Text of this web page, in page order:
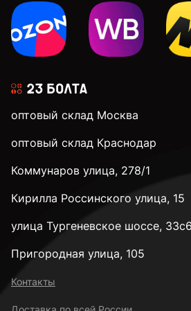
оптовый склад Москва
оптовый склад Краснодар
Коммунаров улица, 278/1
Кирилла Россинского улица, 15
улица Тургеневское шоссе, 33с6
Пригородная улица, 105
Контакты